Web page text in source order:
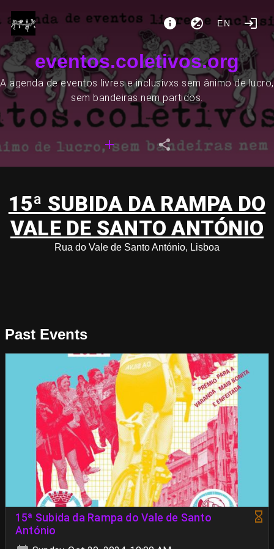
EN
eventos.coletivos.org
A agenda de eventos livres e inclusivxs sem ânimo de lucro,
sem bandeiras nem partidos.
15ª SUBIDA DA RAMPA DO
VALE DE SANTO ANTÓNIO
Rua do Vale de Santo António, Lisboa
Past Events
15ª Subida da Rampa do Vale de Santo
António